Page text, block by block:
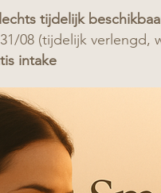
tijdelijk
08 (tijdelijk verlengd,
intake